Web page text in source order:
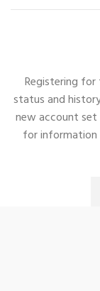
Registering
status and
new account set
for information